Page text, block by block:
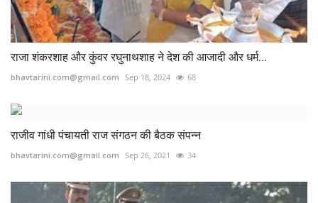
राजा शंकरशाह और कुंवर रघुनाथशाह ने देश की आजादी और धर्म...
bhavtarini.com@gmail.com Sep 18, 2024 68
राजीव गांधी पंचायती राज संगठन की बैठक संपन्न
bhavtarini.com@gmail.com Sep 26, 2021 34